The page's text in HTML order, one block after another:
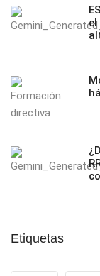
el
Etiquetas